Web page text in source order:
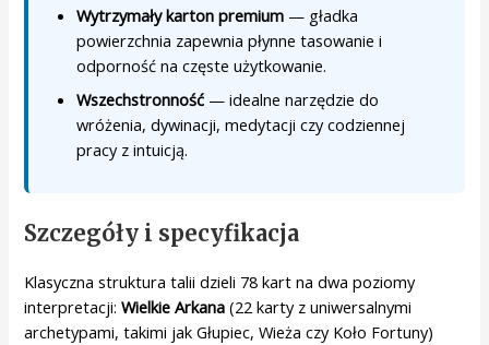
Wytrzymały karton premium — gładka
powierzchnia zapewnia płynne tasowanie i
odporność na częste użytkowanie.
Wszechstronność — idealne narzędzie do
wróżenia, dywinacji, medytacji czy codziennej
pracy z intuicją.
Szczegóły i specyfikacja
Klasyczna struktura talii dzieli 78 kart na dwa poziomy
interpretacji:Wielkie Arkana (22 karty z uniwersalnymi
archetypami, takimi jak Głupiec, Wieża czy Koło Fortuny)